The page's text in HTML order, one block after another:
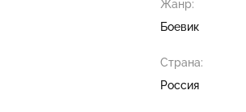
Жанр:
Боевик
Страна:
Россия